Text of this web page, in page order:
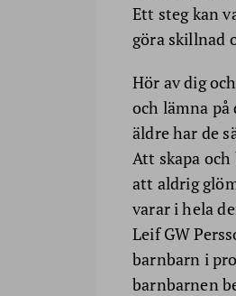
Ett steg kan
göra skillnad
Hör av dig
och lämna på
äldre har de
Att skapa
att aldrig
varar i hela
Leif GW
barnbarn i
barnbarnen